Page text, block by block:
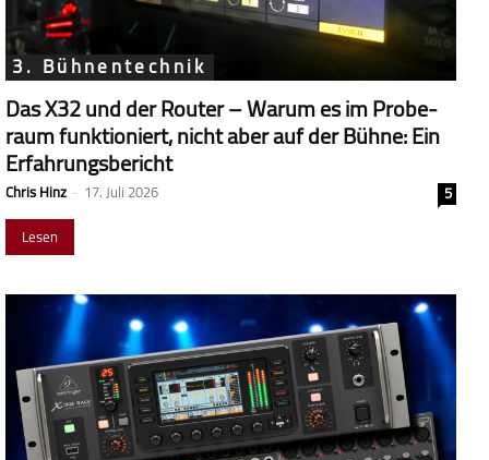
3. Bühnentechnik
Das X32 und der Router – Warum es im Probe­
raum funk­tio­niert, nicht aber auf der Bühne: Ein
Erfahrungsbericht
Chris Hinz - 17. Juli 2026
5
Lesen